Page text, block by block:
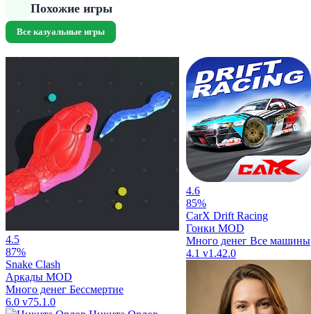
Похожие игры
Все казуальные игры
4.5
87%
Snake Clash
Аркады MOD
Много денег Бессмертие
6.0 v75.1.0
4.6
85%
CarX Drift Racing
Гонки MOD
Много денег Все машины
4.1 v1.42.0